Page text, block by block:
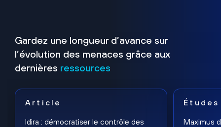
Gardez une longueur d’avance sur
l’évolution des menaces grâce aux
dernières ressources
Article
Idira : démocratiser le contrôle des
Études
Maximus